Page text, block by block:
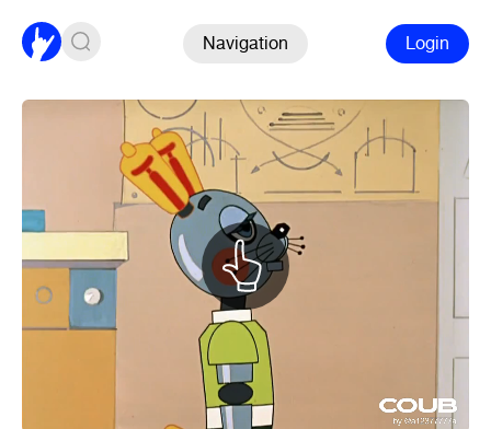
Navigation Login